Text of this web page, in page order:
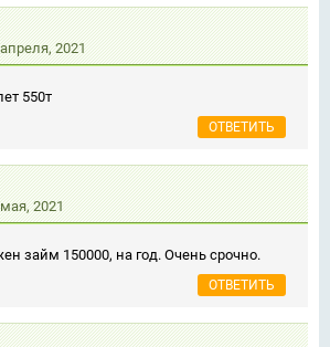
2021
550т
ОТВЕТИТЬ
2021
займ 150000, на год. Очень срочно.
ОТВЕТИТЬ